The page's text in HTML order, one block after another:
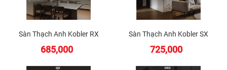
Sàn Thạch Anh Kobler RX
685,000
Sàn Thạch Anh Kobler SX
725,000